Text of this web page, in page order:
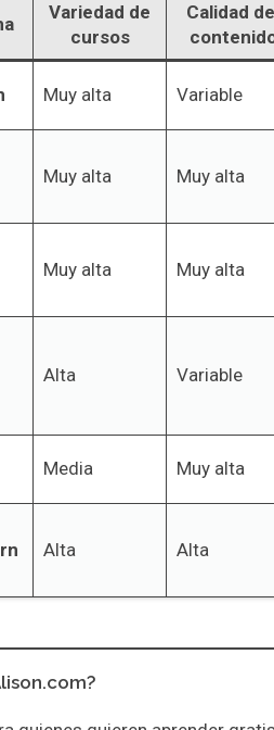
Variedad de
cursos
Calidad
Muy alta Variable
Muy alta Muy alta
Muy alta Muy alta
Alta Variable
Media Muy alta
Alta Alta